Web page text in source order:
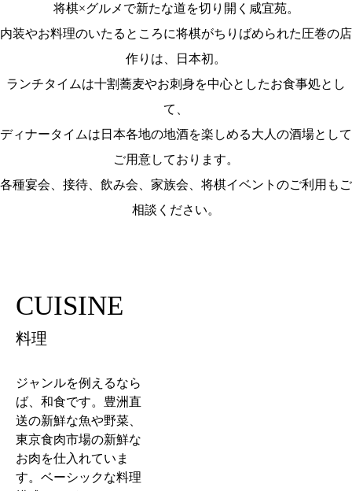
将棋×グルメで新たな道を切り開く咸宜苑。
内装やお料理のいたるところに将棋がちりばめられた圧巻の店
作りは、日本初。
ランチタイムは十割蕎麦やお刺身を中心としたお食事処とし
て、
ディナータイムは日本各地の地酒を楽しめる大人の酒場として
ご用意しております。
各種宴会、接待、飲み会、家族会、将棋イベントのご利用もご
相談ください。
CUISINE
料理
ジャンルを例えるなら
ば、和食です。豊洲直
送の新鮮な魚や野菜、
東京食肉市場の新鮮な
お肉を仕入れていま
す。ベーシックな料理